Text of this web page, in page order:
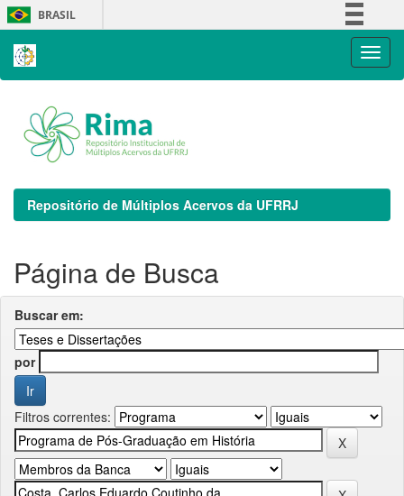
Skip
navigation
BRASIL
Repositório de Múltiplos Acervos da UFRRJ
Página de Busca
Buscar em:
por
Filtros correntes: